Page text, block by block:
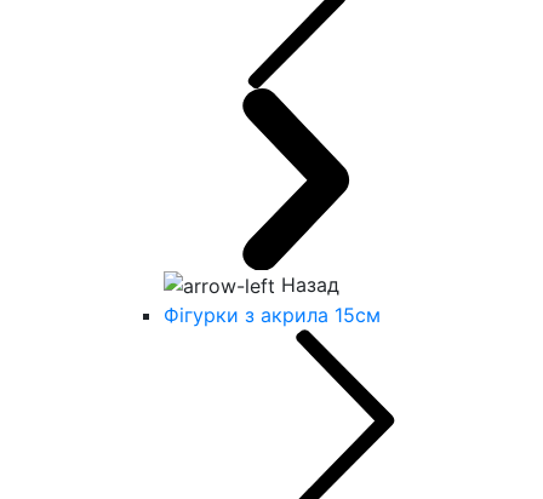
Назад
Фігурки з акрила 15см